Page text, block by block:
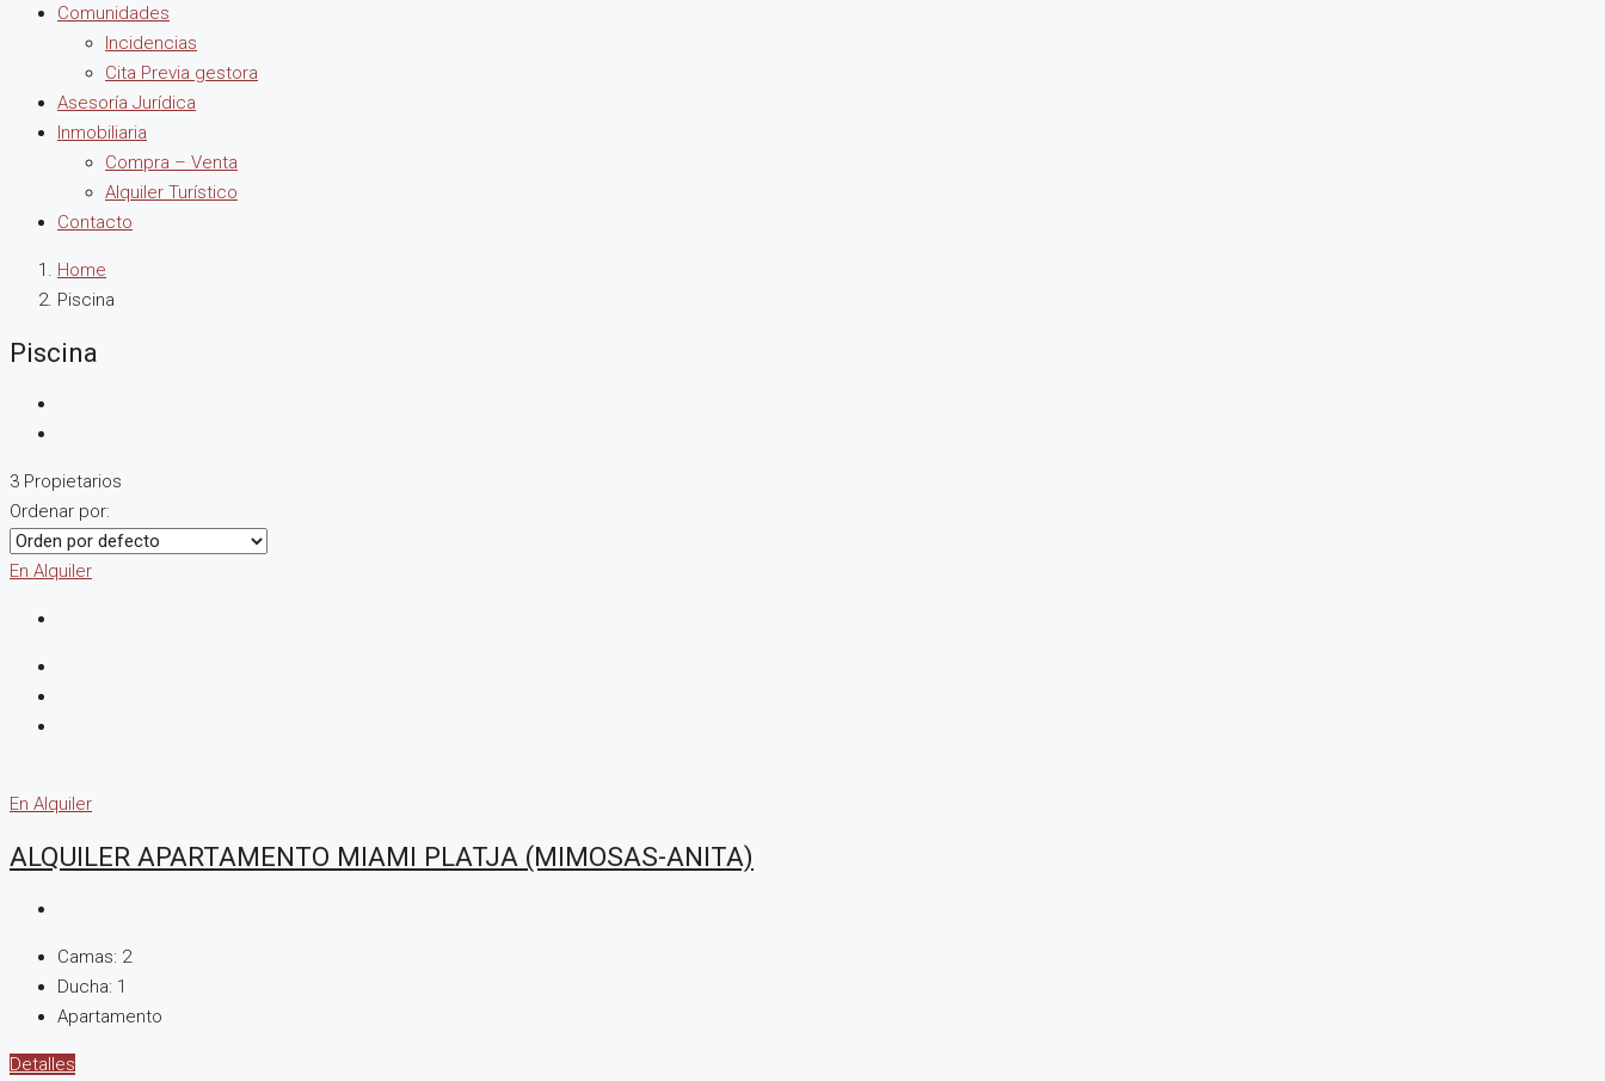
Comunidades
Incidencias
Cita Previa gestora
Asesoría Jurídica
Inmobiliaria
Compra – Venta
Alquiler Turístico
Contacto
Home
Piscina
Piscina
3 Propietarios
Ordenar por:
En Alquiler
En Alquiler
ALQUILER APARTAMENTO MIAMI PLATJA (MIMOSAS-ANITA)
Camas: 2
Ducha: 1
Apartamento
Detalles